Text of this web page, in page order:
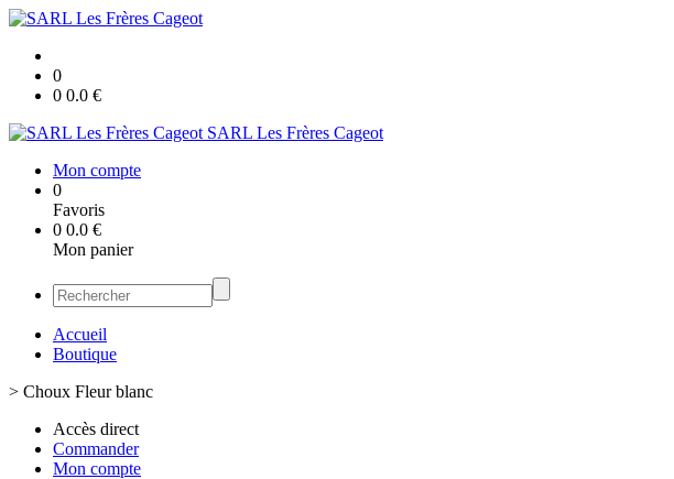
0
0 0.0 €
SARL Les Frères Cageot
Mon compte
0
Favoris
0 0.0 €
Mon panier
Accueil
Boutique
> Choux Fleur blanc
Accès direct
Commander
Mon compte